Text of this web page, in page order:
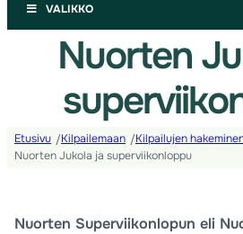
VALIKKO
Nuorten
Etusivu /Kilpailemaan /Kilpailujen
Nuorten Jukola ja superviikonloppu
Nuorten Superviikonlopun eli